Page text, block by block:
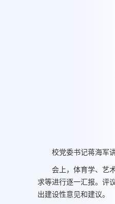
校党委书记蒋海军
会上，体育学、艺
求等进行逐一汇报。评
出建设性意见和建议。